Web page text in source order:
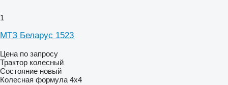
1
МТЗ Беларус 1523
Цена по запросу
Трактор колесный
Состояние новый
Колесная формула 4x4